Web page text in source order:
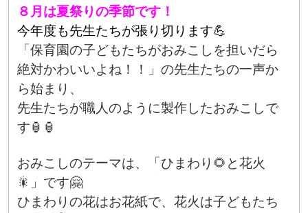
８月は夏祭りの季節です！
今年度も先生たちが張り切ります💪
「保育園の子どもたちがおみこしを担いだら
絶対かわいいよね！！」の先生たちの一声か
ら始まり、
先生たちが職人のように製作したおみこしで
す🏮🏮
おみこしのテーマは、「ひまわり🌻と花火
🎇」です🤗
ひまわりの花はお花紙で、花火は子どもたち